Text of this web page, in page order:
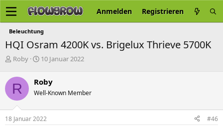
Anmelden Registrieren
Beleuchtung
HQI Osram 4200K vs. Brigelux Thrieve 5700K
E
s
t
e
l
l
e
Roby
E
t
e
l
t
10 Januar 2022
R Roby
Well-Known Member
18 Januar 2022 #46